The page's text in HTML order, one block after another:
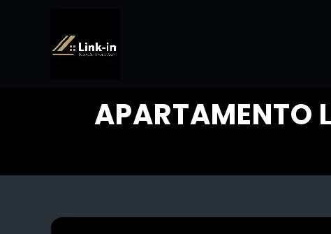
APARTAMENTO